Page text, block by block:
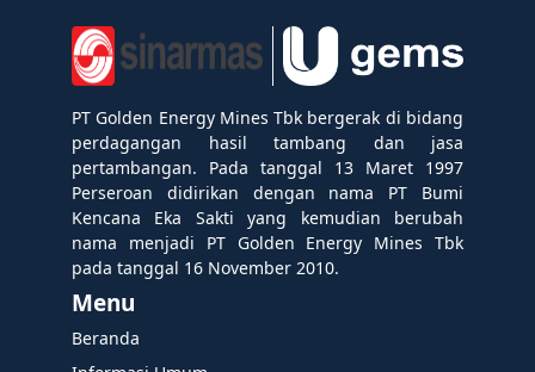
PT Golden Energy Mines Tbk bergerak di bidang
perdagangan hasil tambang dan jasa
pertambangan. Pada tanggal 13 Maret 1997
Perseroan didirikan dengan nama PT Bumi
Kencana Eka Sakti yang kemudian berubah
nama menjadi PT Golden Energy Mines Tbk
pada tanggal 16 November 2010.
Menu
Beranda